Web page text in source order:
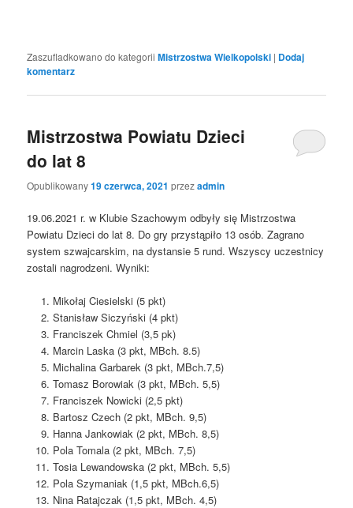
Zaszufladkowano do kategorii Mistrzostwa Wielkopolski | Dodaj
komentarz
Mistrzostwa Powiatu Dzieci
do lat 8
Opublikowany19 czerwca, 2021 przezadmin
19.06.2021 r. w Klubie Szachowym odbyły się Mistrzostwa
Powiatu Dzieci do lat 8. Do gry przystąpiło 13 osób. Zagrano
system szwajcarskim, na dystansie 5 rund. Wszyscy uczestnicy
zostali nagrodzeni. Wyniki:
Mikołaj Ciesielski (5 pkt)
Stanisław Siczyński (4 pkt)
Franciszek Chmiel (3,5 pk)
Marcin Laska (3 pkt, MBch. 8.5)
Michalina Garbarek (3 pkt, MBch.7,5)
Tomasz Borowiak (3 pkt, MBch. 5,5)
Franciszek Nowicki (2,5 pkt)
Bartosz Czech (2 pkt, MBch. 9,5)
Hanna Jankowiak (2 pkt, MBch. 8,5)
Pola Tomala (2 pkt, MBch. 7,5)
Tosia Lewandowska (2 pkt, MBch. 5,5)
Pola Szymaniak (1,5 pkt, MBch.6,5)
Nina Ratajczak (1,5 pkt, MBch. 4,5)